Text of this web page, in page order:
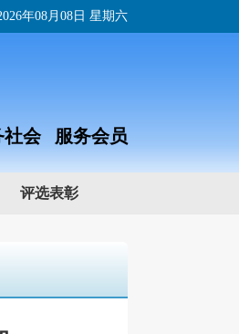
年08月08日 星期六
会 服务会员
评选表彰